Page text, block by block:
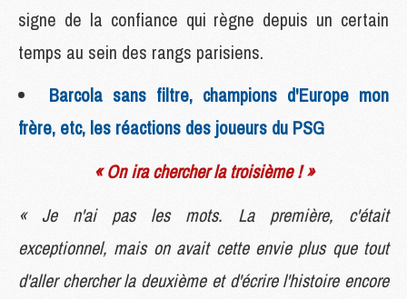
signe de la confiance qui règne depuis un certain
temps au sein des rangs parisiens.
Barcola sans filtre, champions d'Europe mon
frère, etc, les réactions des joueurs du PSG
« On ira chercher la troisième ! »
« Je n'ai pas les mots. La première, c'était
exceptionnel, mais on avait cette envie plus que tout
d'aller chercher la deuxième et d'écrire l'histoire encore